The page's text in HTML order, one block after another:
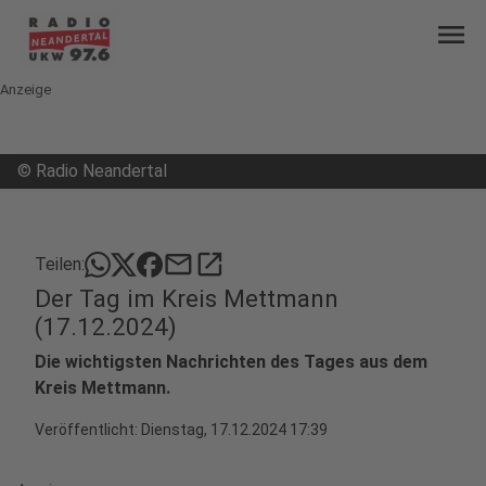
menu
Anzeige
© Radio Neandertal
Teilen: mailopen_in_new
Der Tag im Kreis Mettmann
(17.12.2024)
Die wichtigsten Nachrichten des Tages aus dem
Kreis Mettmann.
Veröffentlicht: Dienstag, 17.12.2024 17:39